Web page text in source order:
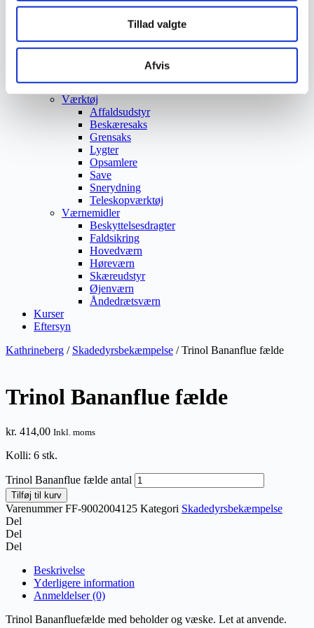
Tillad valgte
Afvis
Trafikspejle
Vejbump
Vejmaling
Ukrudtsbekæmpelse
Vedligeholdelsesprodukter
Værktøj
Affaldsudstyr
Beskæresaks
Grensaks
Lygter
Opsamlere
Save
Snerydning
Teleskopværktøj
Værnemidler
Beskyttelsesdragter
Faldsikring
Hovedværn
Høreværn
Skæreudstyr
Øjenværn
Åndedrætsværn
Kurser
Eftersyn
Kathrineberg / Skadedyrsbekæmpelse / Trinol Bananflue fælde
Trinol Bananflue fælde
kr. 414,00 Inkl. moms
Kolli: 6 stk.
Trinol Bananflue fælde antal
Tilføj til kurv
VarenummerFF-9002004125 Kategori Skadedyrsbekæmpelse
Del
Del
Del
Beskrivelse
Yderligere information
Anmeldelser (0)
Trinol Bananfluefælde med beholder og væske. Let at anvende.